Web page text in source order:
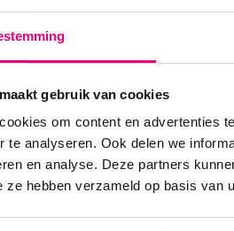
gebruik van cookies
om content en advertenties
te analyseren. Ook delen we
en analyse. Deze partners
ze hebben verzameld op basis van
gaat zoals gepland. We raden u
. Leidt dit niet tot een oplossing, dan